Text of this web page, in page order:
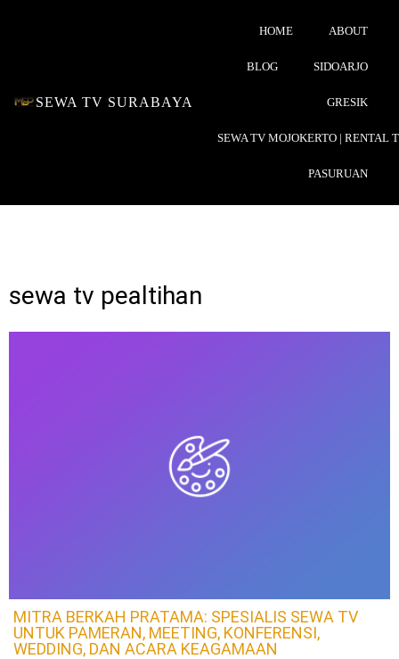
SEWA TV SURABAYA
HOME ABOUT
BLOG SIDOARJO
GRESIK
SEWA TV MOJOKERTO | RENTAL
PASURUAN
sewa tv pealtihan
MITRA BERKAH PRATAMA: SPESIALIS SEWA TV
UNTUK PAMERAN, MEETING, KONFERENSI,
WEDDING, DAN ACARA KEAGAMAAN